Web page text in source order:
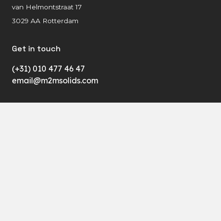
van Helmontstraat 17
3029 AA Rotterdam
Get in touch
(+31) 010 477 46 47
email@m2msolids.com